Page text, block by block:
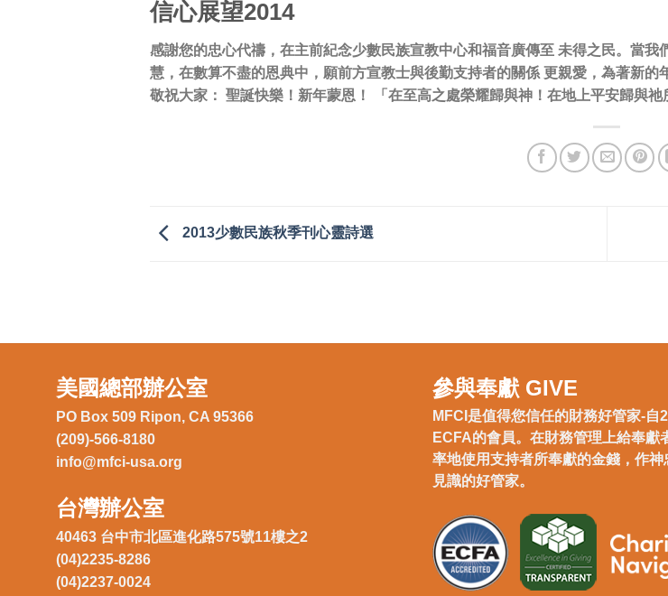
信心展望2014
感謝您的忠心代禱，在主前紀念少數民族宣教中心和福音廣傳至 未得之民。當
慧，在數算不盡的恩典中，願前方宣教士與後勤支持者的關係 更親愛，為著新的
敬祝大家： 聖誕快樂！新年蒙恩！ 「在至高之處榮耀歸與神！在地上平安歸與祂
2013少數民族秋季刊心靈詩選
美國總部辦公室
PO Box 509 Ripon, CA 95366
(209)-566-8180
info@mfci-usa.org
台灣辦公室
40463 台中市北區進化路575號11樓之2
(04)2235-8286
(04)2237-0024
參與奉獻 GIVE
MFCI是值得您信任的財務好管家-自
ECFA的會員。在財務管理上給奉獻
率地使用支持者所奉獻的金錢，作
見識的好管家。